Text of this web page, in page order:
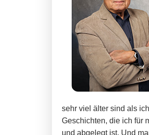
sehr viel älter sind als
Geschichten, die ich für
und abgelegt ist. Und